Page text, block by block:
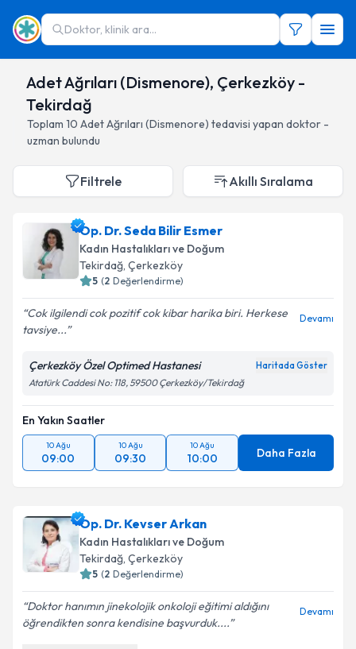
Doktor, klinik ara...
Adet Ağrıları (Dismenore), Çerkezköy -
Tekirdağ
Toplam 10 Adet Ağrıları (Dismenore) tedavisi yapan doktor -
uzman bulundu
Filtrele Akıllı Sıralama
Op. Dr. Seda Bilir Esmer
Kadın Hastalıkları ve Doğum
Tekirdağ, Çerkezköy
5 (2 Değerlendirme)
Cok ilgilendi cok pozitif cok kibar harika biri. Herkese
tavsiye...
Devamı
Çerkezköy Özel Optimed Hastanesi Haritada Göster
Atatürk Caddesi No: 118, 59500 Çerkezköy/Tekirdağ
En Yakın Saatler
10 Ağu
09:00
10 Ağu
09:30
10 Ağu
10:00 Daha Fazla
Op. Dr. Kevser Arkan
Kadın Hastalıkları ve Doğum
Tekirdağ, Çerkezköy
5 (2 Değerlendirme)
Doktor hanımın jinekolojik onkoloji eğitimi aldığını
öğrendikten sonra kendisine başvurduk....
Devamı